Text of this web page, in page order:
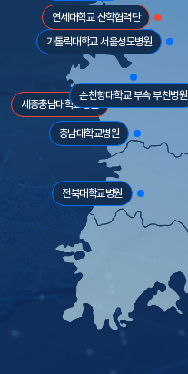
전북대학교병원
충남대학교병원
세종충남대학교병원
순천향대학교 부속 부천병원
가톨릭대학교 서울성모병원
연세대학교 산학협력단